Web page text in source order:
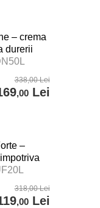
– crema
durerii
– 50 ml
338,00Lei
,00Lei
–
– 20 cps
318,00Lei
,00Lei